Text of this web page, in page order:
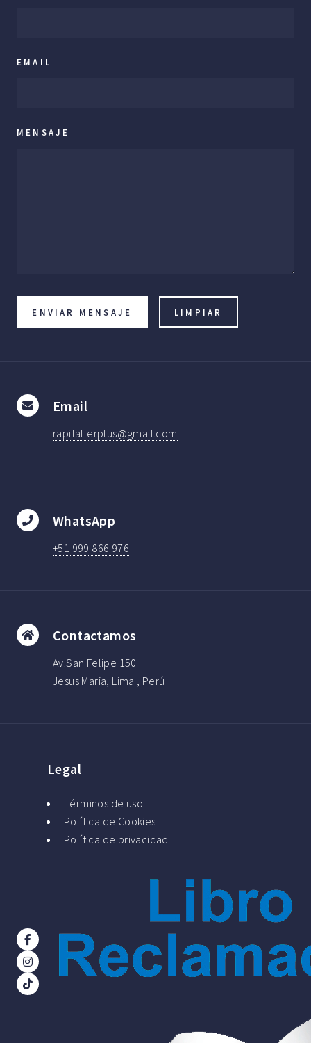
EMAIL
MENSAJE
Email
rapitallerplus@gmail.com
WhatsApp
+51 999 866 976
Contactamos
Av.San Felipe 150
Jesus Maria, Lima , Perú
Legal
Términos de uso
Política de Cookies
Política de privacidad